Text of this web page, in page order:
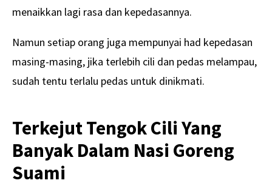
menaikkan lagi rasa dan kepedasannya.
Namun setiap orang juga mempunyai had kepedasan
masing-masing, jika terlebih cili dan pedas melampau,
sudah tentu terlalu pedas untuk dinikmati.
Terkejut Tengok Cili Yang
Banyak Dalam Nasi Goreng
Suami